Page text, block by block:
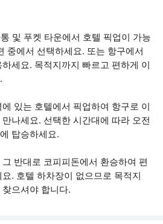
및 푸켓 타운에서 호텔 픽업이 가능
중에서 선택하세요. 또는 항구에서
세요. 목적지까지 빠르고 편하게 이
있는 호텔에서 픽업하여 항구로 이
나세요. 선택한 시간대에 따라 오전
탑승하세요.
반대로 코피피돈에서 환승하여 편
. 호텔 하차장이 없으므로 목적지
으셔야 합니다.